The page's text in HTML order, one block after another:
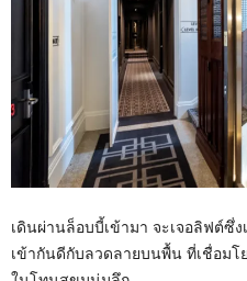
เดินผ่านล็อบบี้เข้ามา จะเจอลิฟต์
เข้ากันดีกับลวดลายบนพื้น ที่เชื่อม